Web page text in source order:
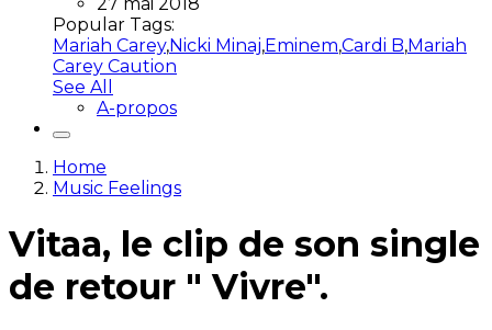
Popular Tags:
Mariah Carey,Nicki Minaj,Eminem,Cardi B,Mariah
Carey Caution
See All
A-propos
Home
Music Feelings
Vitaa, le clip de son single
de retour " Vivre".